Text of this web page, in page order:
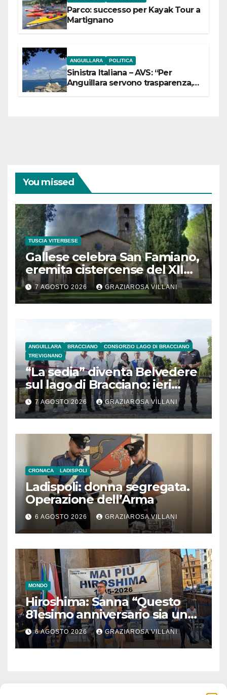
Parco: successo per Kayak Tour a
Martignano
ANGUILLARA POLITICA
Sinistra Italiana – AVS: “Per
Anguillara servono trasparenza,
You missed
TUSCIA VITERBESE
Gallese celebra San Famiano,
eremita cistercense del XII
secolo
7 AGOSTO 2026 GRAZIAROSA VILLANI
ANGUILLARA BRACCIANO
CONSORZIO LAGO DI BRACCIANO
TREVIGNANO
“La sedia” diventa Belvedere
sul lago di Bracciano: ieri
l’inaugurazione
7 AGOSTO 2026 GRAZIAROSA VILLANI
CRONACA LADISPOLI
Ladispoli: donna segregata.
Operazione dell’Arma
6 AGOSTO 2026 GRAZIAROSA VILLANI
MONDO
Hiroshima: Sanna “Questo
81esimo anniversario sia un
monito per tutti”
6 AGOSTO 2026 GRAZIAROSA VILLANI